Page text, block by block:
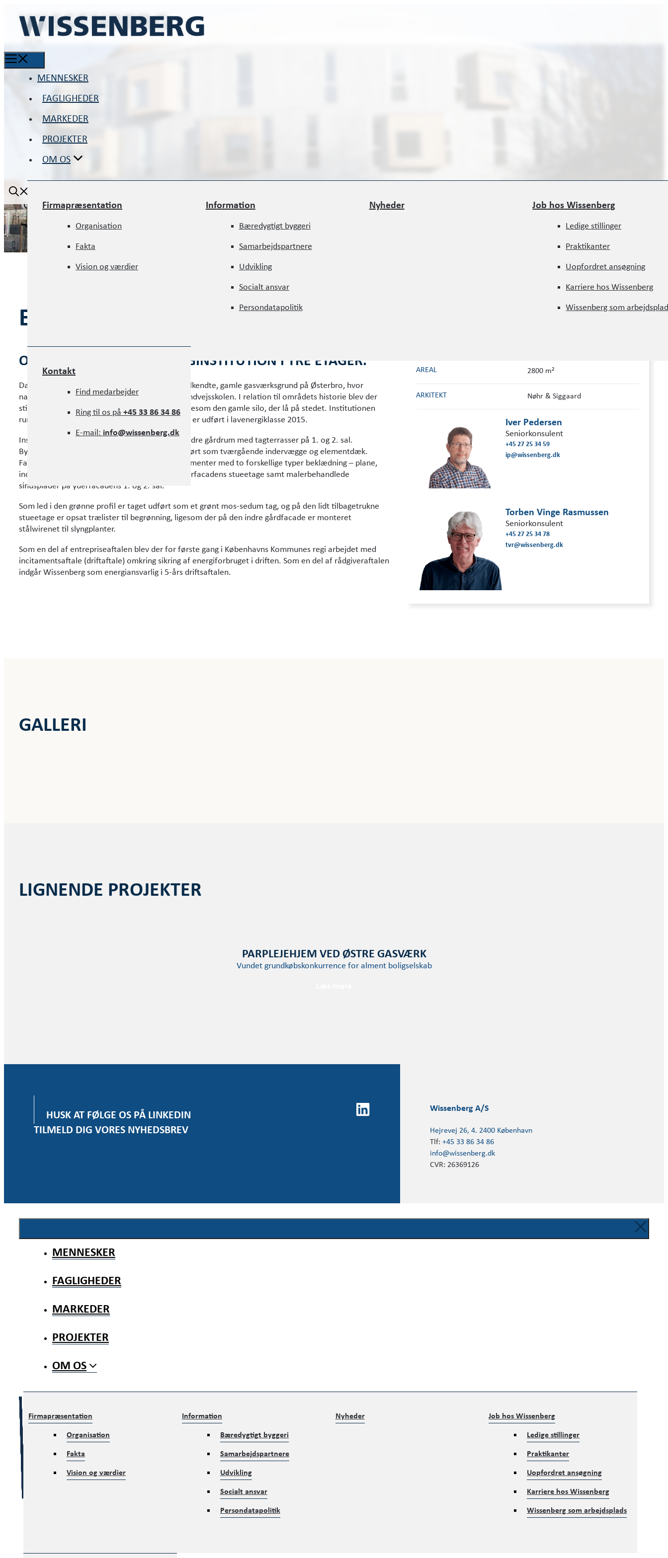
MENNESKER
FAGLIGHEDER
MARKEDER
PROJEKTER
Firmapræsentation
Organisation
Fakta
Bæredygtigt byggeri
Samarbejdspartnere
Udvikling
Socialt ansvar
Job hos Wissenberg
Ledige stillinger
Praktikanter
Uopfordret ansøgning
Karriere hos Wissenberg
Find medarbejder
Ring til os på +45 33 86 34 86
MENNESKER
FAGLIGHEDER
MARKEDER
PROJEKTER
OM OS
Firmapræsentation
Organisation
Fakta
Vision og værdier
Information
Bæredygtigt byggeri
Samarbejdspartnere
Udvikling
Socialt ansvar
Persondatapolitik
Nyheder Job hos Wissenberg
Ledige stillinger
Praktikanter
Uopfordret ansøgning
Karriere hos Wissenberg
Wissenberg som
Kontakt
Find medarbejder
Ring til os på +45 33 86 34 86
E-mail: info@wissenberg.dk
EVENTYRØEN
OPFØRSEL AF NY RUND DAGINSTITUTION I TRE ETAGER.
Daginstitutionen ved Sionsgade ligger på den velkendte, gamle gasværksgrund på Østerbro, hvor
naboerne bl.a. er Østre Gasværk Teater og Strandvejsskolen. I relation til områdets historie blev der
stillet krav om, at byggeriet skulle være rundt ligesom den gamle silo, der lå på stedet. Institutionen
rummer 20 vuggestue- og børnehavegrupper og er udført i lavenergiklasse 2015.
Institutionen er opført i tre etager omkring et indre gårdrum med tagterrasser på 1. og 2. sal.
Byggeriets bærende betonkonstruktioner er udført som tværgående indervægge og elementdæk.
Facaderne som præfabrikerede, lette facadeelementer med to forskellige typer beklædning – plane,
indfarvede eternitplader på gårdfacaden og yderfacadens stueetage samt malerbehandlede
sinusplader på yderfacadens 1. og 2. sal.
Som led i den grønne profil er taget udført som et grønt mos-sedum tag, og på den lidt tilbagetrukne
stueetage er opsat trælister til begrønning, ligesom der på den indre gårdfacade er monteret
stålwirenet til slyngplanter.
Som en del af entrepriseaftalen blev der for første gang i Københavns Kommunes regi arbejdet med
incitamentsaftale (driftaftale) omkring sikring af energiforbruget i driften. Som en del af rådgiveraftalen
indgår Wissenberg som energiansvarlig i 5-års driftsaftalen.
PROJEKT INFORMATION
Københavns Kommune
AREAL 2800 m²
ARKITEKT Nøhr & Siggaard
Iver Pedersen
Seniorkonsulent
+45 27 25 34 59
ip@wissenberg.dk
Torben Vinge Rasmussen
Seniorkonsulent
+45 27 25 34 78
tvr@wissenberg.dk
GALLERI
LIGNENDE PROJEKTER
PARPLEJEHJEM VED ØSTRE GASVÆRK
Vundet grundkøbskonkurrence for alment boligselskab
HUSK AT FØLGE OS PÅ LINKEDIN
TILMELD DIG VORES NYHEDSBREV
Wissenberg A/S
Hejrevej 26, 4. 2400 København
Tlf: +45 33 86 34 86
info@wissenberg.dk
CVR: 26369126
MENNESKER
FAGLIGHEDER
MARKEDER
PROJEKTER
OM OS
Firmapræsentation
Organisation
Fakta
Vision og værdier
Information
Bæredygtigt byggeri
Samarbejdspartnere
Udvikling
Socialt ansvar
Persondatapolitik
Nyheder Job hos Wissenberg
Ledige stillinger
Praktikanter
Uopfordret ansøgning
Karriere hos Wissenberg
Wissenberg som arbejdsplads